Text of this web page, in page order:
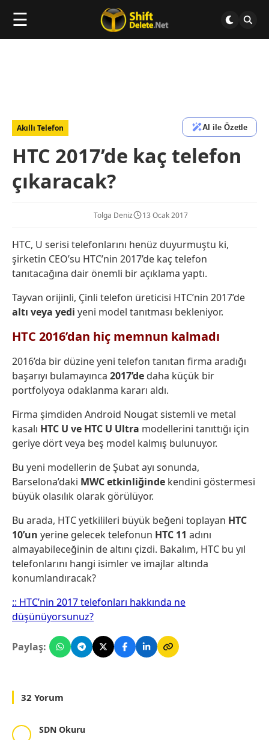
☰
Akıllı Telefon AI ile Özetle
HTC 2017’de kaç telefon
çıkaracak?
Tolga Deniz 13 Ocak 2017
HTC, U serisi telefonlarını henüz duyurmuştu ki,
şirketin CEO’su HTC’nin 2017’de kaç telefon
tanıtacağına dair önemli bir açıklama yaptı.
Tayvan orijinli, Çinli telefon üreticisi HTC’nin 2017’de
altı veya yedi yeni model tanıtması bekleniyor.
HTC 2016’dan hiç memnun kalmadı
2016’da bir düzine yeni telefon tanıtan firma aradığı
başarıyı bulamayınca 2017’de daha küçük bir
portfolyoya odaklanma kararı aldı.
Firma şimdiden Android Nougat sistemli ve metal
kasalı HTC U ve HTC U Ultra modellerini tanıttığı için
geriye dört veya beş model kalmış bulunuyor.
Bu yeni modellerin de Şubat ayı sonunda,
Barselona’daki MWC etkinliğinde kendini göstermesi
büyük olasılık olarak görülüyor.
Bu arada, HTC yetkilileri büyük beğeni toplayan HTC
10’un yerine gelecek telefonun HTC 11 adını
almayabileceğinin de altını çizdi. Bakalım, HTC bu yıl
telefonlarını hangi isimler ve imajlar altında
konumlandıracak?
:: HTC’nin 2017 telefonları hakkında ne
düşünüyorsunuz?
Paylaş:
32 Yorum
SDN Okuru